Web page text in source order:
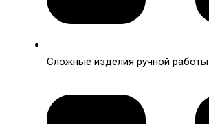
Сложные изделия ручной работы